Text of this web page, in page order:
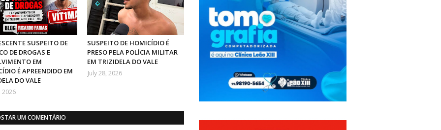
SUSPEITO DE
DE DROGAS E
EM
É APREENDIDO EM
DO VALE
2026
SUSPEITO DE HOMICÍDIO É
PRESO PELA POLÍCIA MILITAR
EM TRIZIDELA DO VALE
July 28, 2026
UM COMENTÁRIO